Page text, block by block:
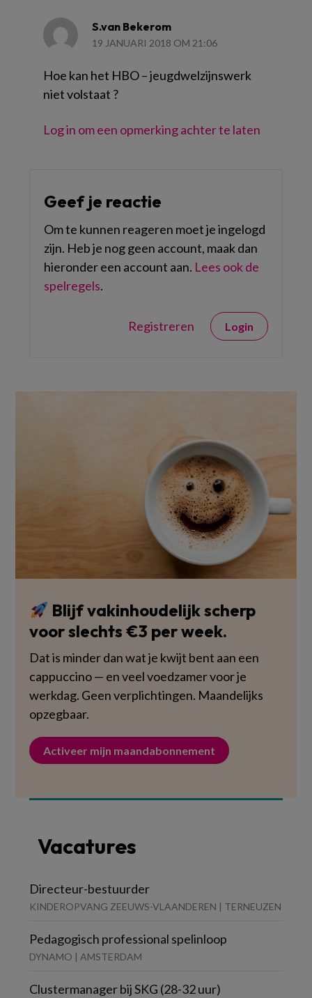
S.van Bekerom
19 JANUARI 2018 OM 21:06
Hoe kan het HBO – jeugdwelzijnswerk
niet volstaat ?
Log in om een opmerking achter te laten
Geef je reactie
Om te kunnen reageren moet je ingelogd
zijn. Heb je nog geen account, maak dan
hieronder een account aan. Lees ook de
spelregels.
Registreren Login
Blijf vakinhoudelijk scherp
voor slechts €3 per week.
Dat is minder dan wat je kwijt bent aan een
cappuccino — en veel voedzamer voor je
werkdag. Geen verplichtingen. Maandelijks
opzegbaar.
Activeer mijn maandabonnement
Vacatures
Directeur-bestuurder
KINDEROPVANG ZEEUWS-VLAANDEREN | TERNEUZEN
Pedagogisch professional spelinloop
DYNAMO | AMSTERDAM
Clustermanager bij SKG (28-32 uur)